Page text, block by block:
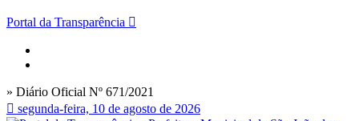
Portal da Transparência
» Diário Oficial Nº 671/2021
segunda-feira, 10 de agosto de 2026